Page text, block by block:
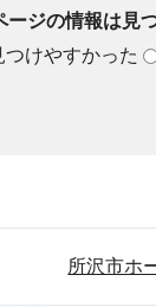
ージの情報は見
つけやすかった
所沢市ホ